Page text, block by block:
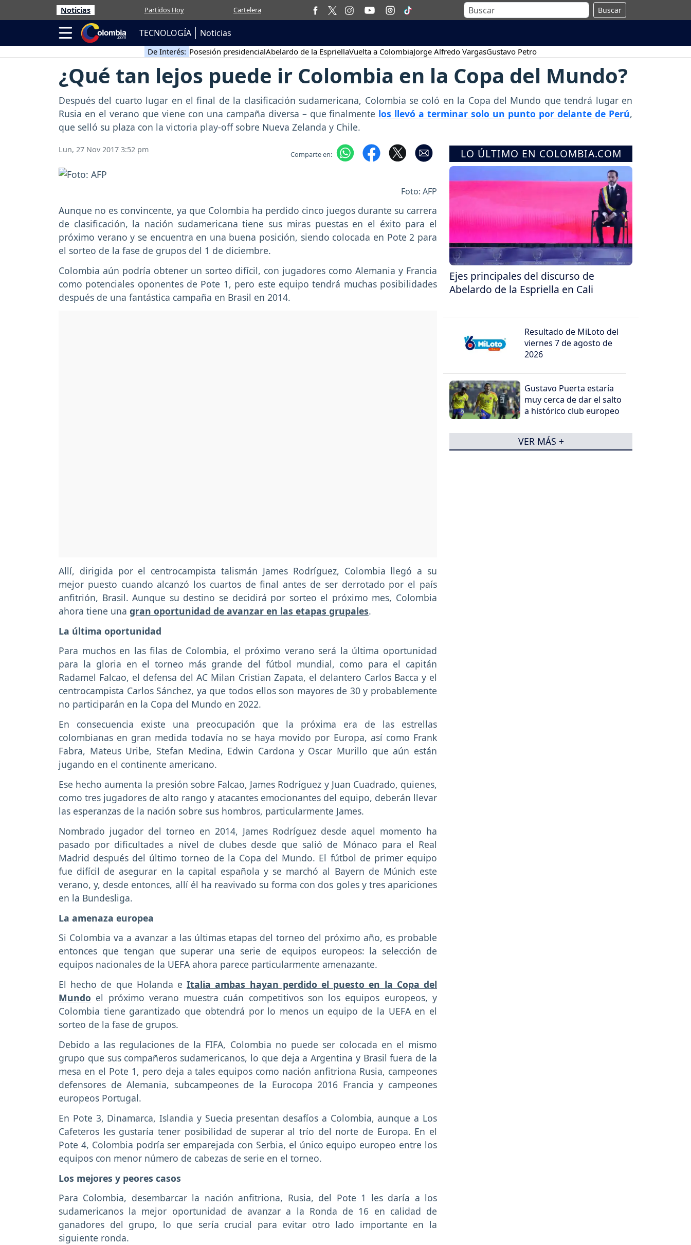
Noticias Partidos Hoy Cartelera Buscar
TECNOLOGÍA Noticias
De Interés: Posesión presidencialAbelardo de la EspriellaVuelta a ColombiaJorge Alfredo VargasGustavo Petro
¿Qué tan lejos puede ir Colombia en la Copa del Mundo?
Después del cuarto lugar en el final de la clasificación sudamericana, Colombia se coló en la Copa del Mundo que tendrá lugar en
Rusia en el verano que viene con una campaña diversa – que finalmente los llevó a terminar solo un punto por delante de Perú,
que selló su plaza con la victoria play-off sobre Nueva Zelanda y Chile.
Lun, 27 Nov 2017 3:52 pm Comparte en:
Foto: AFP
Aunque no es convincente, ya que Colombia ha perdido cinco juegos durante su carrera
de clasificación, la nación sudamericana tiene sus miras puestas en el éxito para el
próximo verano y se encuentra en una buena posición, siendo colocada en Pote 2 para
el sorteo de la fase de grupos del 1 de diciembre.
Colombia aún podría obtener un sorteo difícil, con jugadores como Alemania y Francia
como potenciales oponentes de Pote 1, pero este equipo tendrá muchas posibilidades
después de una fantástica campaña en Brasil en 2014.
Allí, dirigida por el centrocampista talismán James Rodríguez, Colombia llegó a su
mejor puesto cuando alcanzó los cuartos de final antes de ser derrotado por el país
anfitrión, Brasil. Aunque su destino se decidirá por sorteo el próximo mes, Colombia
ahora tiene una gran oportunidad de avanzar en las etapas grupales.
La última oportunidad
Para muchos en las filas de Colombia, el próximo verano será la última oportunidad
para la gloria en el torneo más grande del fútbol mundial, como para el capitán
Radamel Falcao, el defensa del AC Milan Cristian Zapata, el delantero Carlos Bacca y el
centrocampista Carlos Sánchez, ya que todos ellos son mayores de 30 y probablemente
no participarán en la Copa del Mundo en 2022.
En consecuencia existe una preocupación que la próxima era de las estrellas
colombianas en gran medida todavía no se haya movido por Europa, así como Frank
Fabra, Mateus Uribe, Stefan Medina, Edwin Cardona y Oscar Murillo que aún están
jugando en el continente americano.
Ese hecho aumenta la presión sobre Falcao, James Rodríguez y Juan Cuadrado, quienes,
como tres jugadores de alto rango y atacantes emocionantes del equipo, deberán llevar
las esperanzas de la nación sobre sus hombros, particularmente James.
Nombrado jugador del torneo en 2014, James Rodríguez desde aquel momento ha
pasado por dificultades a nivel de clubes desde que salió de Mónaco para el Real
Madrid después del último torneo de la Copa del Mundo. El fútbol de primer equipo
fue difícil de asegurar en la capital española y se marchó al Bayern de Múnich este
verano, y, desde entonces, allí él ha reavivado su forma con dos goles y tres apariciones
en la Bundesliga.
La amenaza europea
Si Colombia va a avanzar a las últimas etapas del torneo del próximo año, es probable
entonces que tengan que superar una serie de equipos europeos: la selección de
equipos nacionales de la UEFA ahora parece particularmente amenazante.
El hecho de que Holanda eItalia ambas hayan perdido el puesto en la Copa del
Mundo el próximo verano muestra cuán competitivos son los equipos europeos, y
Colombia tiene garantizado que obtendrá por lo menos un equipo de la UEFA en el
sorteo de la fase de grupos.
Debido a las regulaciones de la FIFA, Colombia no puede ser colocada en el mismo
grupo que sus compañeros sudamericanos, lo que deja a Argentina y Brasil fuera de la
mesa en el Pote 1, pero deja a tales equipos como nación anfitriona Rusia, campeones
defensores de Alemania, subcampeones de la Eurocopa 2016 Francia y campeones
europeos Portugal.
En Pote 3, Dinamarca, Islandia y Suecia presentan desafíos a Colombia, aunque a Los
Cafeteros les gustaría tener posibilidad de superar al trío del norte de Europa. En el
Pote 4, Colombia podría ser emparejada con Serbia, el único equipo europeo entre los
equipos con menor número de cabezas de serie en el torneo.
Los mejores y peores casos
Para Colombia, desembarcar la nación anfitriona, Rusia, del Pote 1 les daría a los
sudamericanos la mejor oportunidad de avanzar a la Ronda de 16 en calidad de
ganadores del grupo, lo que sería crucial para evitar otro lado importante en la
siguiente ronda.
LO ÚLTIMO EN COLOMBIA.COM
Ejes principales del discurso de
Abelardo de la Espriella en Cali
Resultado de MiLoto del
viernes 7 de agosto de
2026
Gustavo Puerta estaría
muy cerca de dar el salto
a histórico club europeo
VER MÁS +